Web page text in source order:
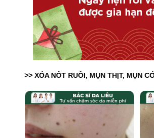
>> XÓA NỐT RUỒI, MỤN THỊT, MỤN